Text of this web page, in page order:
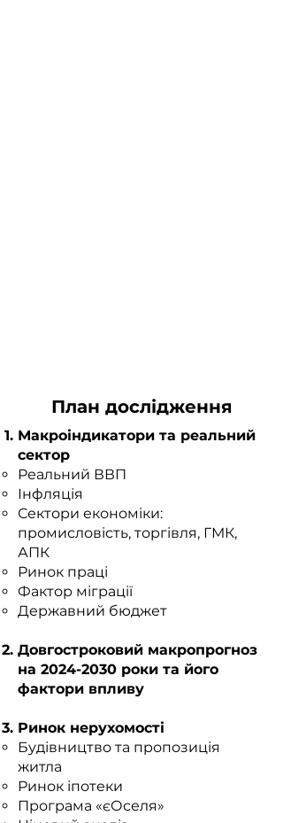
План дослідження
Макроіндикатори та реальний
сектор
Реальний ВВП
Інфляція
Сектори економіки:
промисловість, торгівля, ГМК,
АПК
Ринок праці
Фактор міграції
Державний бюджет
Довгостроковий макропрогноз
на 2024-2030 роки та його
фактори впливу
Ринок нерухомості
Будівництво та пропозиція
житла
Ринок іпотеки
Програма «єОселя»